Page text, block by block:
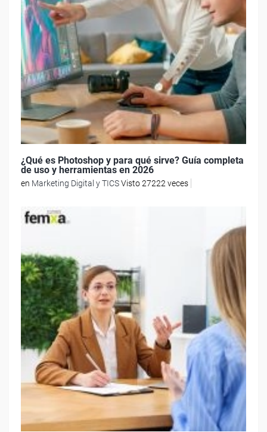
¿Qué es Photoshop y para qué sirve? Guía completa
de uso y herramientas en 2026
en Marketing Digital y TICSVisto 27222 veces